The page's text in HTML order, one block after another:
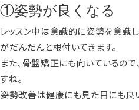
①姿勢が良くなる
レッスン中は意識的に姿勢を意識
がだんだんと根付いてきます。
また、骨盤矯正にも向いているの
すね。
姿勢改善は健康にも見た目にも良